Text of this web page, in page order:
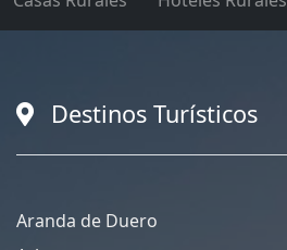
Destinos Turísticos
Aranda de Duero